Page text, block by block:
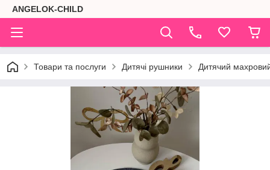
ANGELOK-CHILD
Товари та послуги Дитячі рушники Дитячий